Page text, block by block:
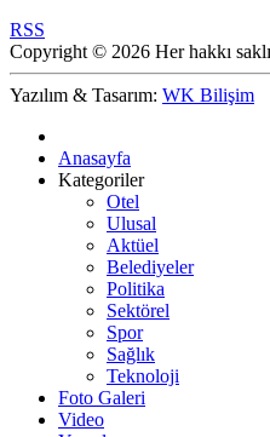
RSS
Copyright © 2026 Her hakkı
Yazılım & Tasarım: WK Bilişim
Anasayfa
Kategoriler
Otel
Ulusal
Aktüel
Belediyeler
Politika
Sektörel
Spor
Sağlık
Teknoloji
Foto Galeri
Video